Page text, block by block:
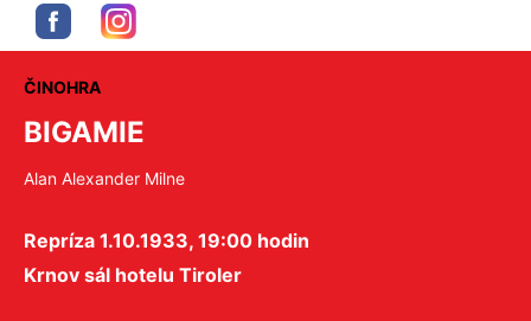
ČINOHRA
BIGAMIE
Alan Alexander Milne
Repríza 1.10.1933, 19:00 hodin
Krnov sál hotelu Tiroler